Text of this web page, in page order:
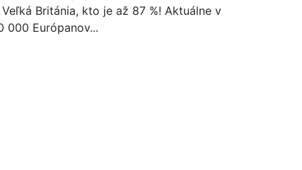
Británia, kto je až 87 %! Aktuálne v
000 Európanov...